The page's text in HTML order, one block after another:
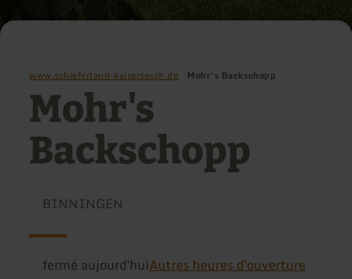
www.schieferland-kaisersesch.de Mohr's Backschopp
Mohr's
Backschopp
BINNINGEN
fermé aujourd'huiAutres heures d'ouverture